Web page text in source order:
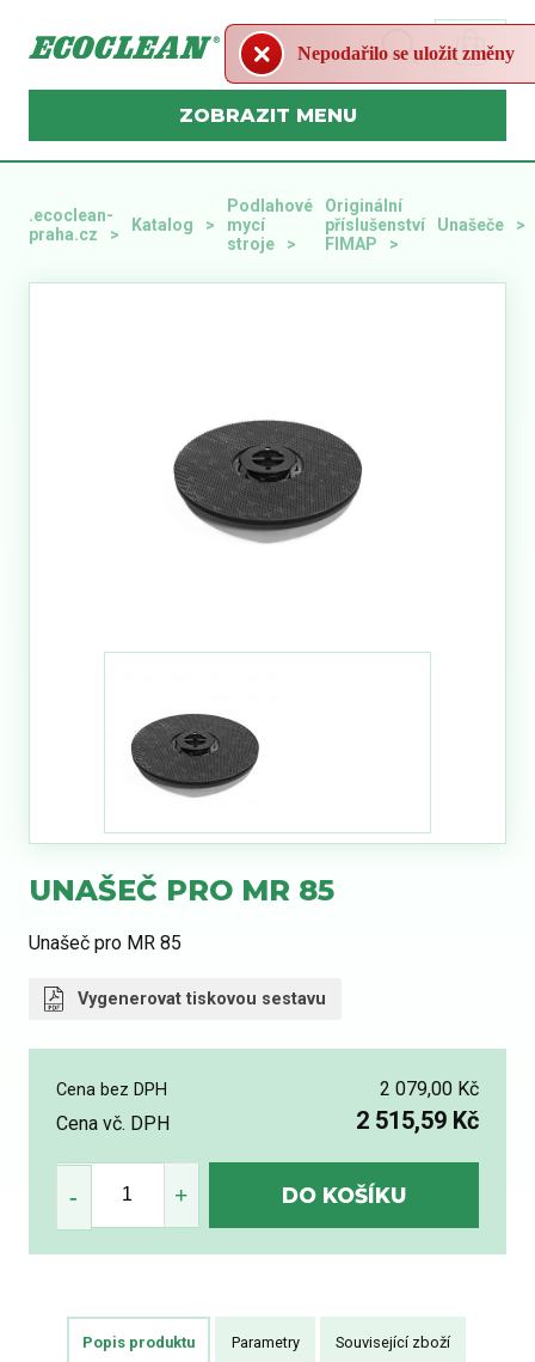
MENU
.ecoclean-
praha.cz
Katalog
Podlahové
mycí
stroje
Originální
příslušenství
FIMAP
Unašeče
UNAŠEČ PRO MR 85
Unašeč pro MR 85
Vygenerovat tiskovou sestavu
Cena bez DPH
2 079,00 Kč
Cena vč. DPH
2 515,59 Kč
Popis produktu Parametry Související zboží
Nepodařilo se uložit změny